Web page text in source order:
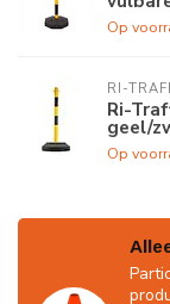
Op
RI-
Ri-
geel/
Op